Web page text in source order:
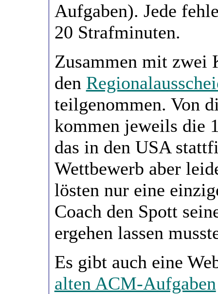
Aufgaben). Jede
20 Strafminuten.
Zusammen mit zwei
den
teilgenommen. Von
kommen jeweils die
das in den USA
Wettbewerb aber
lösten nur eine
Coach den Spott
ergehen lassen
Es gibt auch eine
alten ACM-Aufgaben